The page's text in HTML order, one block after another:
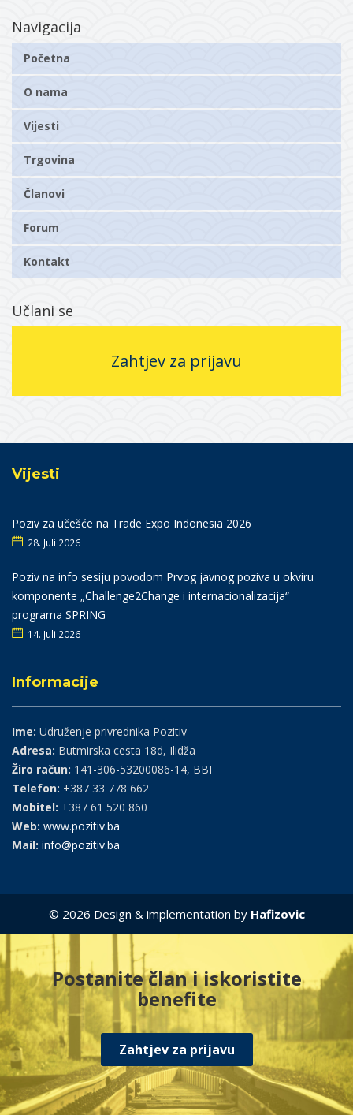
Navigacija
Početna
O nama
Vijesti
Trgovina
Članovi
Forum
Kontakt
Učlani se
Zahtjev za prijavu
Vijesti
Poziv za učešće na Trade Expo Indonesia 2026
28. Juli 2026
Poziv na info sesiju povodom Prvog javnog poziva u okviru
komponente „Challenge2Change i internacionalizacija“
programa SPRING
14. Juli 2026
Informacije
Ime: Udruženje privrednika Pozitiv
Adresa: Butmirska cesta 18d, Ilidža
Žiro račun: 141-306-53200086-14, BBI
Telefon: +387 33 778 662
Mobitel: +387 61 520 860
Web: www.pozitiv.ba
Mail: info@pozitiv.ba
© 2026 Design & implementation by Hafizovic
Postanite član i iskoristite
benefite
Zahtjev za prijavu